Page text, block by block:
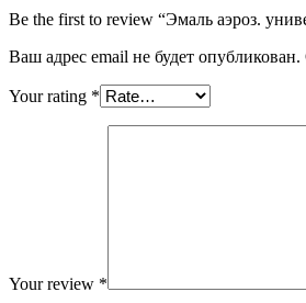
Be the first to review “Эмаль аэроз.
Ваш адрес email не будет опубликован.
Your rating *
Your review *